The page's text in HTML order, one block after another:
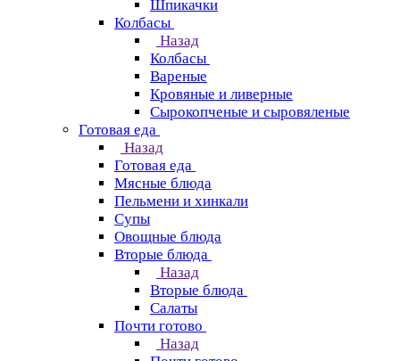
Шпикачки
Колбасы
Назад
Колбасы
Вареные
Кровяные и ливерные
Сырокопченые и сыровяленые
Готовая еда
Назад
Готовая еда
Мясные блюда
Пельмени и хинкали
Супы
Овощные блюда
Вторые блюда
Назад
Вторые блюда
Салаты
Почти готово
Назад